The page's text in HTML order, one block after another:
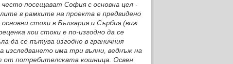
посещават София с основна цел -
в рамките на проекта е предвидено
стоки в България и Сърбия (виж
кои стоки е по-изгодно да се
да се пътува изгодно в граничния
изследването има три вълни, веднъж на
от потребителската кошница. Освен